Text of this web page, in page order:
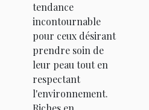
tendance
incontournable
pour ceux désirant
prendre soin de
leur peau tout en
respectant
l'environnement.